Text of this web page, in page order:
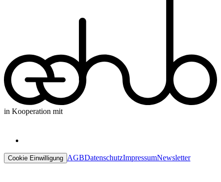
in Kooperation mit
Cookie Einwilligung AGBDatenschutzImpressumNewsletter